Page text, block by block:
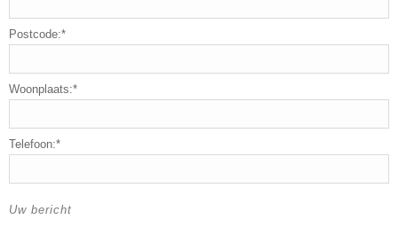
Postcode:*
Woonplaats:*
Telefoon:*
Uw bericht